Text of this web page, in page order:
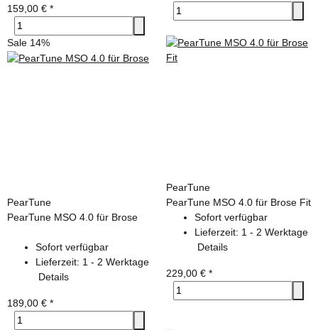
159,00 € *
Sale 14%
PearTune
PearTune MSO 4.0 für Brose
Sofort verfügbar
Lieferzeit: 1 - 2 Werktage
Details
189,00 € *
PearTune
PearTune MSO 4.0 für Brose Fit
Sofort verfügbar
Lieferzeit: 1 - 2 Werktage
Details
229,00 € *